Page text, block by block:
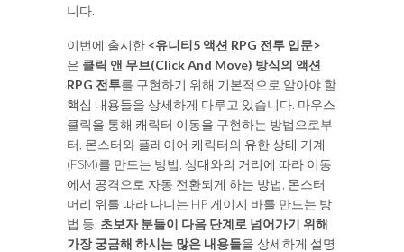
니다.
이번에 출시한 <유니티5 액션 RPG 전투 입문>
은 클릭 앤 무브(Click And Move) 방식의 액션
RPG 전투를 구현하기 위해 기본적으로 알아야 할
핵심 내용들을 상세하게 다루고 있습니다. 마우스
클릭을 통해 캐릭터 이동을 구현하는 방법으로부
터, 몬스터와 플레이어 캐릭터의 유한 상태 기계
(FSM)를 만드는 방법, 상대와의 거리에 따라 이동
에서 공격으로 자동 전환되게 하는 방법, 몬스터
머리 위를 따라 다니는 HP 게이지 바를 만드는 방
법 등, 초보자 분들이 다음 단계로 넘어가기 위해
가장 궁금해 하시는 많은 내용들을 상세하게 설명